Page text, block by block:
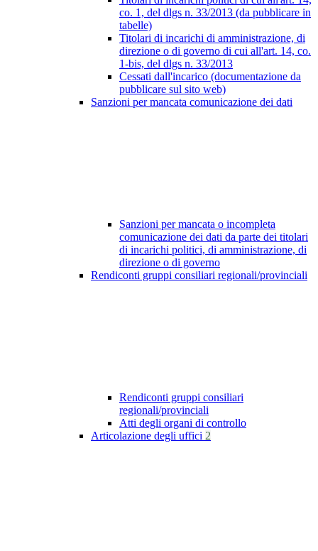
co. 1, del dlgs n. 33/2013 (da pubblicare in
tabelle)
Titolari di incarichi di amministrazione, di
direzione o di governo di cui all'art. 14, co.
1-bis, del dlgs n. 33/2013
Cessati dall'incarico (documentazione da
pubblicare sul sito web)
Sanzioni per mancata comunicazione dei dati
Sanzioni per mancata o incompleta
comunicazione dei dati da parte dei titolari
di incarichi politici, di amministrazione, di
direzione o di governo
Rendiconti gruppi consiliari regionali/provinciali
Rendiconti gruppi consiliari
regionali/provinciali
Atti degli organi di controllo
Articolazione degli uffici 2